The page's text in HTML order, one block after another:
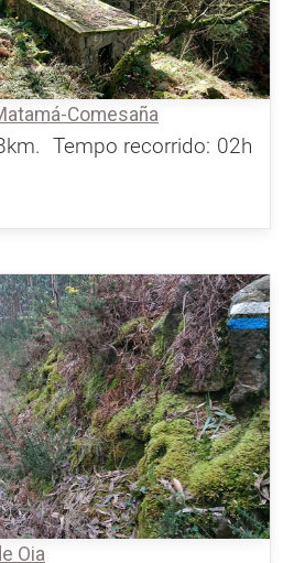
Comesaña
Tempo recorrido: 02h
Oia